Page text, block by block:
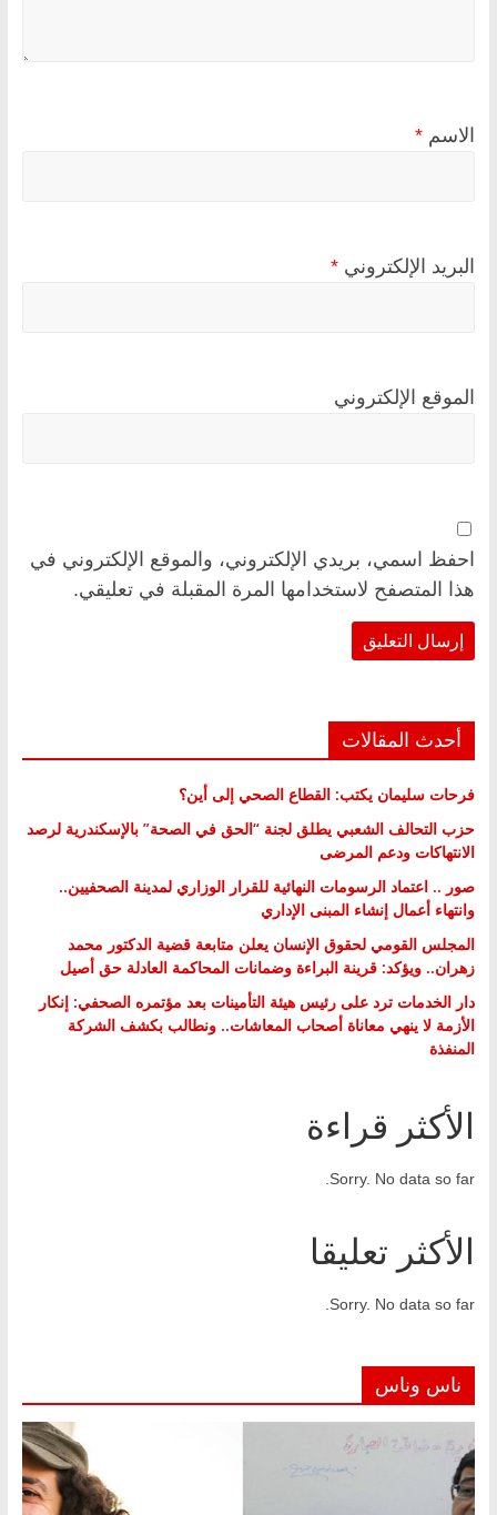
الاسم *
البريد الإلكتروني *
الموقع الإلكتروني
احفظ اسمي، بريدي الإلكتروني، والموقع الإلكتروني في
هذا المتصفح لاستخدامها المرة المقبلة في تعليقي.
أحدث المقالات
فرحات سليمان يكتب: القطاع الصحي إلى أين؟
حزب التحالف الشعبي يطلق لجنة “الحق في الصحة” بالإسكندرية لرصد
الانتهاكات ودعم المرضى
صور .. اعتماد الرسومات النهائية للقرار الوزاري لمدينة الصحفيين..
وانتهاء أعمال إنشاء المبنى الإداري
المجلس القومي لحقوق الإنسان يعلن متابعة قضية الدكتور محمد
زهران.. ويؤكد: قرينة البراءة وضمانات المحاكمة العادلة حق أصيل
دار الخدمات ترد على رئيس هيئة التأمينات بعد مؤتمره الصحفي: إنكار
الأزمة لا ينهي معاناة أصحاب المعاشات.. ونطالب بكشف الشركة
المنفذة
الأكثر قراءة
Sorry. No data so far.
الأكثر تعليقا
Sorry. No data so far.
ناس وناس